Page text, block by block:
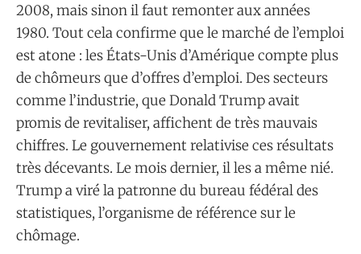
2008, mais sinon il faut remonter aux années
1980. Tout cela confirme que le marché de l’emploi
est atone : les États-Unis d’Amérique compte plus
de chômeurs que d’offres d’emploi. Des secteurs
comme l’industrie, que Donald Trump avait
promis de revitaliser, affichent de très mauvais
chiffres. Le gouvernement relativise ces résultats
très décevants. Le mois dernier, il les a même nié.
Trump a viré la patronne du bureau fédéral des
statistiques, l’organisme de référence sur le
chômage.